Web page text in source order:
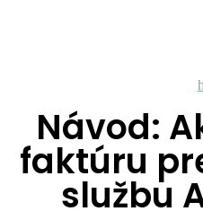
Návod:
faktúru
službu